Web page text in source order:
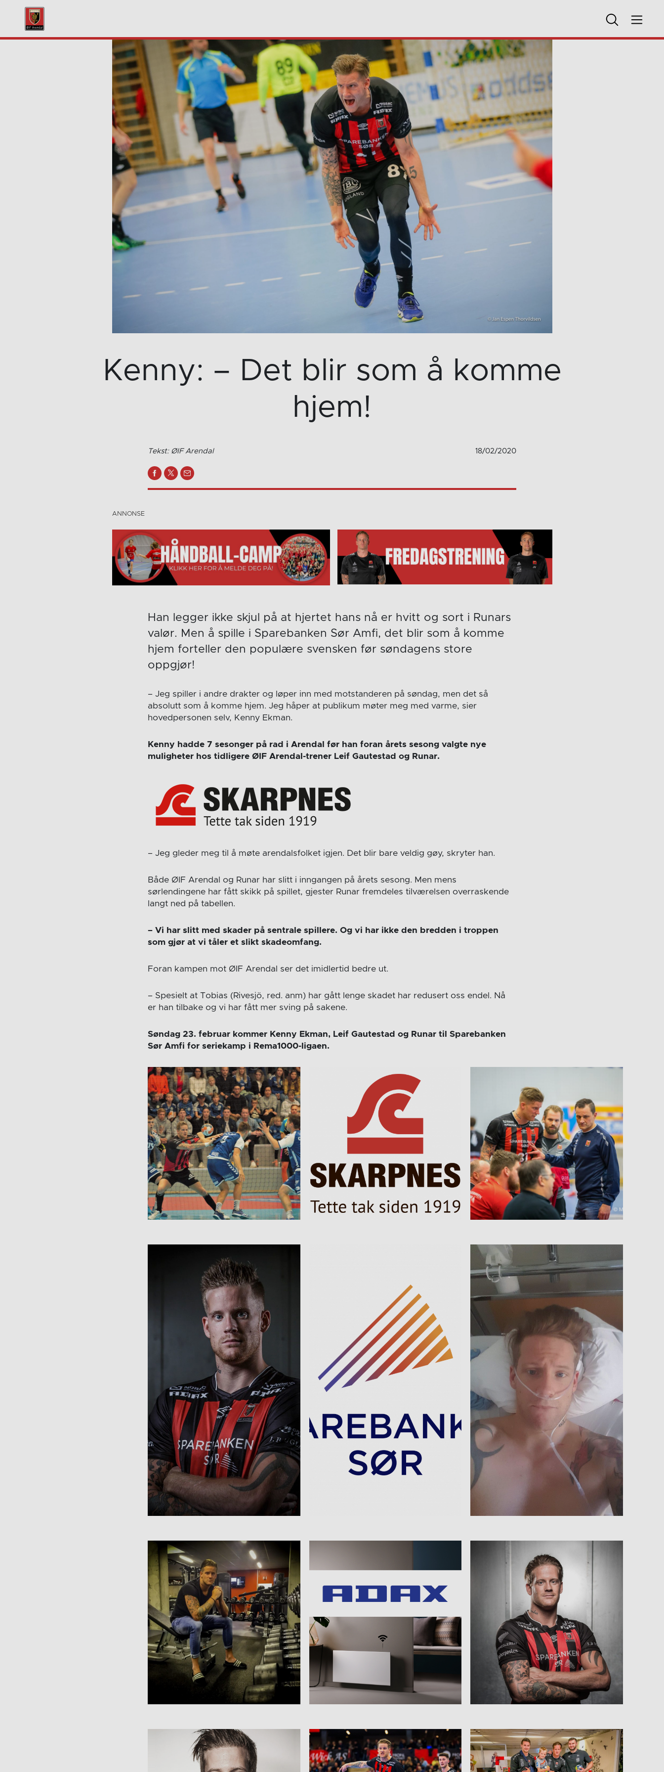
Kenny: – Det blir som å komme
hjem!
Tekst: ØIF Arendal 18/02/2020
Han legger ikke skjul på at hjertet hans nå er hvitt og sort i Runars
valør. Men å spille i Sparebanken Sør Amfi, det blir som å komme
hjem forteller den populære svensken før søndagens store
oppgjør!
– Jeg spiller i andre drakter og løper inn med motstanderen på søndag, men det så
absolutt som å komme hjem. Jeg håper at publikum møter meg med varme, sier
hovedpersonen selv, Kenny Ekman.
Kenny hadde 7 sesonger på rad i Arendal før han foran årets sesong valgte nye
muligheter hos tidligere ØIF Arendal-trener Leif Gautestad og Runar.
– Jeg gleder meg til å møte arendalsfolket igjen. Det blir bare veldig gøy, skryter han.
Både ØIF Arendal og Runar har slitt i inngangen på årets sesong. Men mens
sørlendingene har fått skikk på spillet, gjester Runar fremdeles tilværelsen overraskende
langt ned på tabellen.
– Vi har slitt med skader på sentrale spillere. Og vi har ikke den bredden i troppen
som gjør at vi tåler et slikt skadeomfang.
Foran kampen mot ØIF Arendal ser det imidlertid bedre ut.
– Spesielt at Tobias (Rivesjö, red. anm) har gått lenge skadet har redusert oss endel. Nå
er han tilbake og vi har fått mer sving på sakene.
Søndag 23. februar kommer Kenny Ekman, Leif Gautestad og Runar til Sparebanken
Sør Amfi for seriekamp i Rema1000-ligaen.